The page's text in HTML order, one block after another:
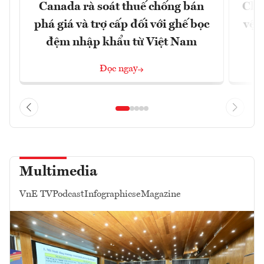
Canada rà soát thuế chống bán
phá giá và trợ cấp đối với ghế bọc
đệm nhập khẩu từ Việt Nam
Đọc ngay
vệ
Multimedia
VnE TVPodcastInfographicseMagazine